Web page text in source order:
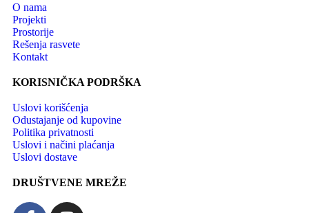
O nama
Projekti
Prostorije
Rešenja rasvete
Kontakt
KORISNIČKA PODRŠKA
Uslovi korišćenja
Odustajanje od kupovine
Politika privatnosti
Uslovi i načini plaćanja
Uslovi dostave
DRUŠTVENE MREŽE